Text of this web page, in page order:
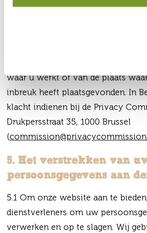
gegevensbescherming, heeft u het
waar u werkt of van de plaats
inbreuk heeft plaatsgevonden. In
klacht indienen bij de Privacy
Drukpersstraat 35, 1000 Brussel
(
5. Het verstrekken van
persoonsgegevens aan
5.1 Om onze website aan te
dienstverleners om uw
verwerken en op te slagen. Wij